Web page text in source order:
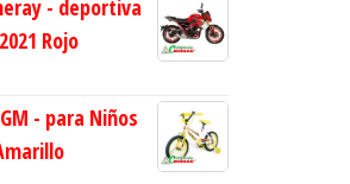
- deportiva
Rojo
- para Niños